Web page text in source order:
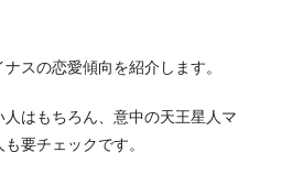
スの恋愛傾向を紹介します。
はもちろん、意中の天王星人マ
要チェックです。